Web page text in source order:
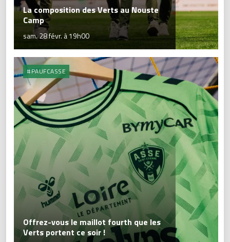
La composition des Verts au Nouste
Camp
sam. 28 févr. à 19h00
#PAUFCASSE
Offrez-vous le maillot fourth que les
Verts portent ce soir !